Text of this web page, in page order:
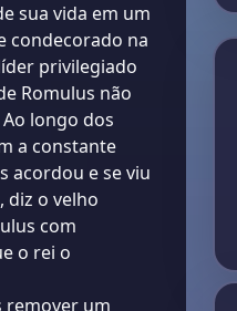
sua vida em um
condecorado na
privilegiado
Romulus não
longo dos
a constante
acordou e se viu
diz o velho
com
o rei o
remover um